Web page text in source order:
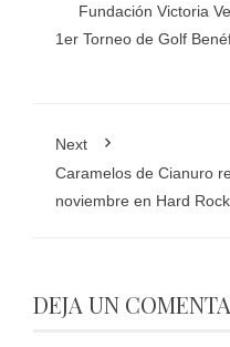
Fundación Victoria
1er Torneo de Golf
Next
Caramelos de Cianuro
noviembre en Hard
DEJA UN